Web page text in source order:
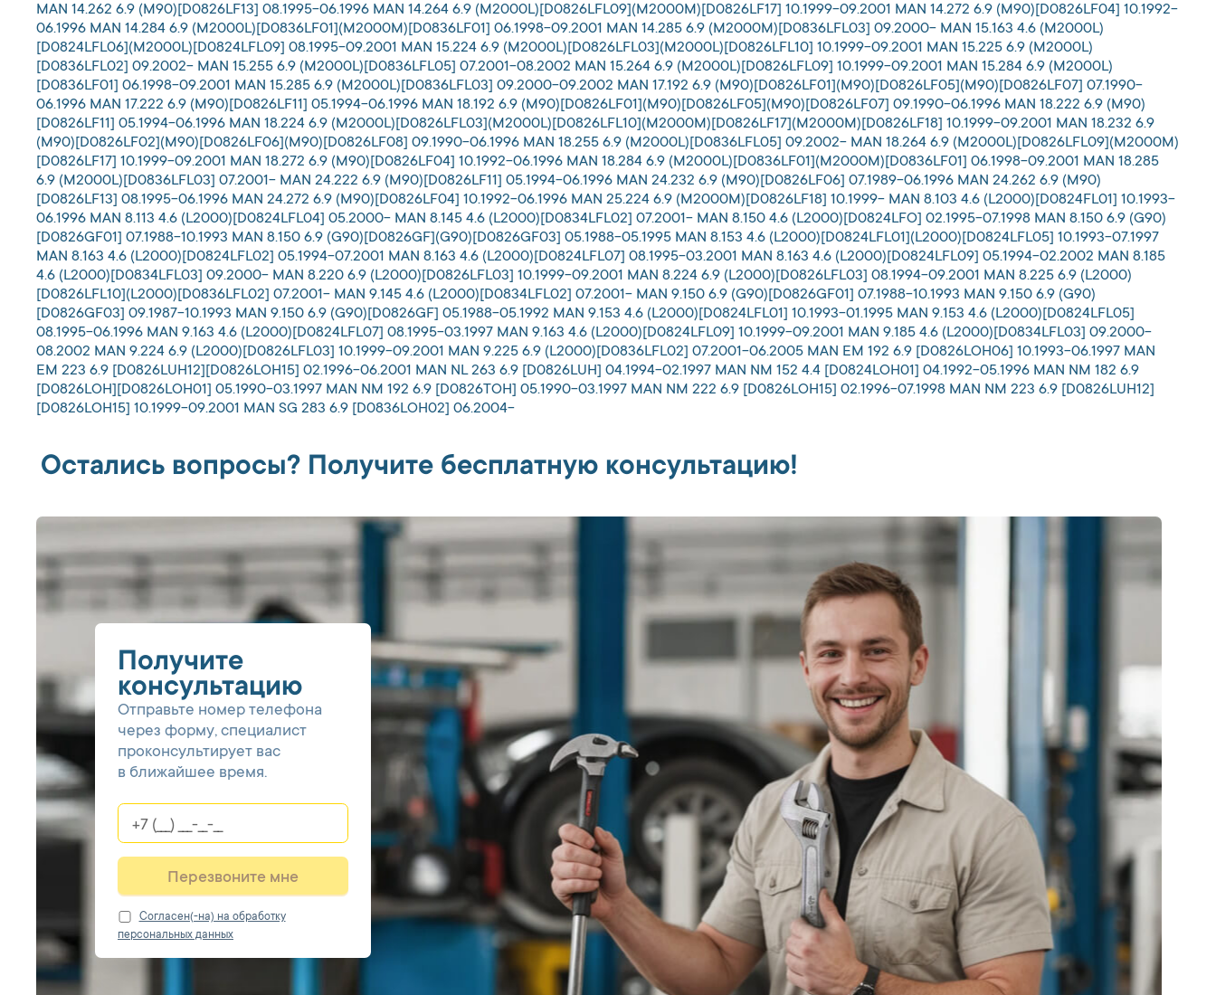
MAN 14.262 6.9 (M90)[D0826LF13] 08.1995-06.1996 MAN 14.264 6.9 (M2000L)[D0826LFL09](M2000M)[D0826LF17] 10.1999-09.2001 MAN 14.272 6.9 (M90)[D0826LF04] 10.1992-
06.1996 MAN 14.284 6.9 (M2000L)[D0836LF01](M2000M)[D0836LF01] 06.1998-09.2001 MAN 14.285 6.9 (M2000M)[D0836LFL03] 09.2000- MAN 15.163 4.6 (M2000L)
[D0824LFL06](M2000L)[D0824LFL09] 08.1995-09.2001 MAN 15.224 6.9 (M2000L)[D0826LFL03](M2000L)[D0826LFL10] 10.1999-09.2001 MAN 15.225 6.9 (M2000L)
[D0836LFL02] 09.2002- MAN 15.255 6.9 (M2000L)[D0836LFL05] 07.2001-08.2002 MAN 15.264 6.9 (M2000L)[D0826LFL09] 10.1999-09.2001 MAN 15.284 6.9 (M2000L)
[D0836LF01] 06.1998-09.2001 MAN 15.285 6.9 (M2000L)[D0836LFL03] 09.2000-09.2002 MAN 17.192 6.9 (M90)[D0826LF01](M90)[D0826LF05](M90)[D0826LF07] 07.1990-
06.1996 MAN 17.222 6.9 (M90)[D0826LF11] 05.1994-06.1996 MAN 18.192 6.9 (M90)[D0826LF01](M90)[D0826LF05](M90)[D0826LF07] 09.1990-06.1996 MAN 18.222 6.9 (M90)
[D0826LF11] 05.1994-06.1996 MAN 18.224 6.9 (M2000L)[D0826LFL03](M2000L)[D0826LFL10](M2000M)[D0826LF17](M2000M)[D0826LF18] 10.1999-09.2001 MAN 18.232 6.9
(M90)[D0826LF02](M90)[D0826LF06](M90)[D0826LF08] 09.1990-06.1996 MAN 18.255 6.9 (M2000L)[D0836LFL05] 09.2002- MAN 18.264 6.9 (M2000L)[D0826LFL09](M2000M)
[D0826LF17] 10.1999-09.2001 MAN 18.272 6.9 (M90)[D0826LF04] 10.1992-06.1996 MAN 18.284 6.9 (M2000L)[D0836LF01](M2000M)[D0836LF01] 06.1998-09.2001 MAN 18.285
6.9 (M2000L)[D0836LFL03] 07.2001- MAN 24.222 6.9 (M90)[D0826LF11] 05.1994-06.1996 MAN 24.232 6.9 (M90)[D0826LF06] 07.1989-06.1996 MAN 24.262 6.9 (M90)
[D0826LF13] 08.1995-06.1996 MAN 24.272 6.9 (M90)[D0826LF04] 10.1992-06.1996 MAN 25.224 6.9 (M2000M)[D0826LF18] 10.1999- MAN 8.103 4.6 (L2000)[D0824FL01] 10.1993-
06.1996 MAN 8.113 4.6 (L2000)[D0824LFL04] 05.2000- MAN 8.145 4.6 (L2000)[D0834LFL02] 07.2001- MAN 8.150 4.6 (L2000)[D0824LFO] 02.1995-07.1998 MAN 8.150 6.9 (G90)
[D0826GF01] 07.1988-10.1993 MAN 8.150 6.9 (G90)[D0826GF](G90)[D0826GF03] 05.1988-05.1995 MAN 8.153 4.6 (L2000)[D0824LFL01](L2000)[D0824LFL05] 10.1993-07.1997
MAN 8.163 4.6 (L2000)[D0824LFL02] 05.1994-07.2001 MAN 8.163 4.6 (L2000)[D0824LFL07] 08.1995-03.2001 MAN 8.163 4.6 (L2000)[D0824LFL09] 05.1994-02.2002 MAN 8.185
4.6 (L2000)[D0834LFL03] 09.2000- MAN 8.220 6.9 (L2000)[D0826LFL03] 10.1999-09.2001 MAN 8.224 6.9 (L2000)[D0826LFL03] 08.1994-09.2001 MAN 8.225 6.9 (L2000)
[D0826LFL10](L2000)[D0836LFL02] 07.2001- MAN 9.145 4.6 (L2000)[D0834LFL02] 07.2001- MAN 9.150 6.9 (G90)[D0826GF01] 07.1988-10.1993 MAN 9.150 6.9 (G90)
[D0826GF03] 09.1987-10.1993 MAN 9.150 6.9 (G90)[D0826GF] 05.1988-05.1992 MAN 9.153 4.6 (L2000)[D0824LFL01] 10.1993-01.1995 MAN 9.153 4.6 (L2000)[D0824LFL05]
08.1995-06.1996 MAN 9.163 4.6 (L2000)[D0824LFL07] 08.1995-03.1997 MAN 9.163 4.6 (L2000)[D0824LFL09] 10.1999-09.2001 MAN 9.185 4.6 (L2000)[D0834LFL03] 09.2000-
08.2002 MAN 9.224 6.9 (L2000)[D0826LFL03] 10.1999-09.2001 MAN 9.225 6.9 (L2000)[D0836LFL02] 07.2001-06.2005 MAN EM 192 6.9 [D0826LOH06] 10.1993-06.1997 MAN
EM 223 6.9 [D0826LUH12][D0826LOH15] 02.1996-06.2001 MAN NL 263 6.9 [D0826LUH] 04.1994-02.1997 MAN NM 152 4.4 [D0824LOH01] 04.1992-05.1996 MAN NM 182 6.9
[D0826LOH][D0826LOH01] 05.1990-03.1997 MAN NM 192 6.9 [D0826TOH] 05.1990-03.1997 MAN NM 222 6.9 [D0826LOH15] 02.1996-07.1998 MAN NM 223 6.9 [D0826LUH12]
[D0826LOH15] 10.1999-09.2001 MAN SG 283 6.9 [D0836LOH02] 06.2004-
Остались вопросы? Получите бесплатную консультацию!
Получите
консультацию
Отправьте номер телефона
через форму, специалист
проконсультирует вас
в ближайшее время.
Перезвоните мне
Cогласен(-на) на обработку
персональных данных